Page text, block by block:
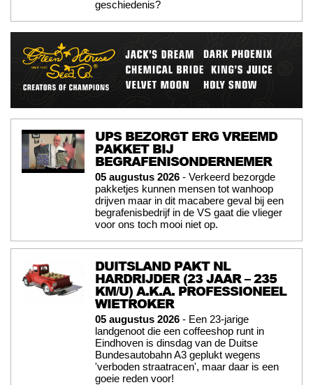
geschiedenis?
UPS BEZORGT ERG VREEMD
PAKKET BIJ
BEGRAFENISONDERNEMER
05 augustus 2026 - Verkeerd bezorgde
pakketjes kunnen mensen tot wanhoop
drijven maar in dit macabere geval bij een
begrafenisbedrijf in de VS gaat die vlieger
voor ons toch mooi niet op.
DUITSLAND PAKT NL
HARDRIJDER (23 JAAR – 235
KM/U) A.K.A. PROFESSIONEEL
WIETROKER
05 augustus 2026 - Een 23-jarige
landgenoot die een coffeeshop runt in
Eindhoven is dinsdag van de Duitse
Bundesautobahn A3 geplukt wegens
'verboden straatracen', maar daar is een
goeie reden voor!